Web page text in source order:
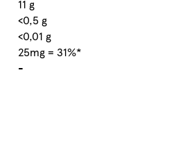
11 g
<0,5 g
<0,01 g
25mg = 31%*
-